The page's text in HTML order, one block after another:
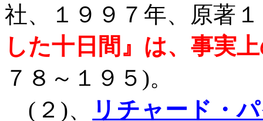
社、１９９７年、原著
した十日間』は、事実
７８～１９５ )。
( ２ )、
リチャード・